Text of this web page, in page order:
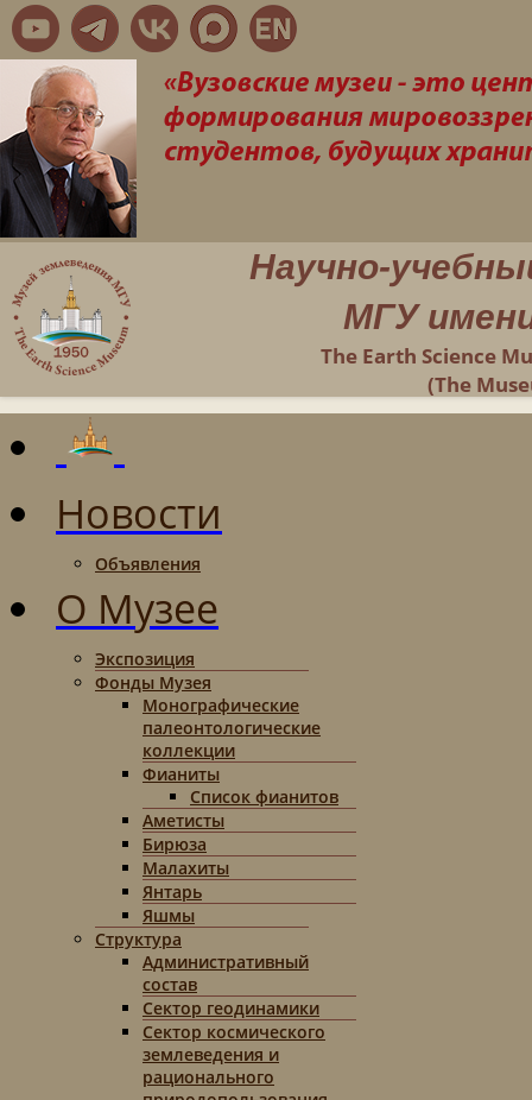
Научно-
МГУ
The Earth Science
(The
Новости
Объявления
О Музее
Экспозиция
Фонды Музея
Монографические
палеонтологические
коллекции
Фианиты
Список фианитов
Аметисты
Бирюза
Малахиты
Янтарь
Яшмы
Структура
Административный
состав
Сектор геодинамики
Сектор космического
землеведения и
рационального